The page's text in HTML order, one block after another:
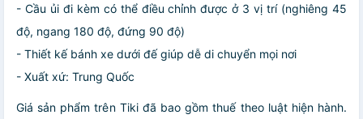
- Cầu ủi đi kèm có thể điều chỉnh được ở 3 vị trí (nghiêng 45
độ, ngang 180 độ, đứng 90 độ)
- Thiết kế bánh xe dưới đế giúp dễ di chuyển mọi nơi
- Xuất xứ: Trung Quốc
Giá sản phẩm trên Tiki đã bao gồm thuế theo luật hiện hành.